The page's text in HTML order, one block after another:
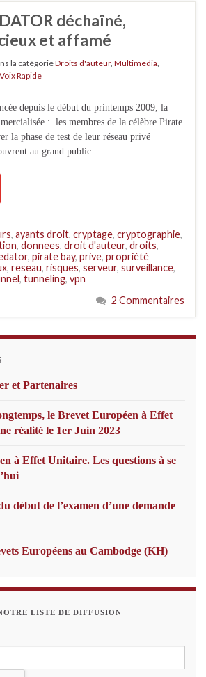
déchaîné,
et affamé
la catégorieDroits d'auteur, Multimedia
Voix Rapide
depuis le début du printemps 2009, la
: les membres de la célèbre Pirate
la phase de test de leur réseau privé
au grand public.
, ayants droit, cryptage, cryptographie,
, donnees, droit d'auteur, droits,
, pirate bay, prive, propriété
, reseau, risques, serveur, surveillance,
, tunneling, vpn
2 Commentaires
et Partenaires
le Brevet Européen à Effet
réalité le 1er Juin 2023
à Effet Unitaire. Les questions à se
début de l’examen d’une demande
Européens au Cambodge (KH)
LISTE DE DIFFUSION